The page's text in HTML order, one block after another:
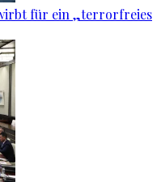
für ein „terrorfreies